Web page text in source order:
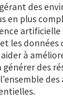
des
en plus
les
à
des